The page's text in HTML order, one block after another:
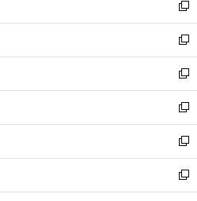
で
開
く
ド
ウ
で
開
く
ィ
ン
ド
ウ
で
開
く
い
ウ
ィ
ン
ド
ウ
で
開
く
新
し
い
ウ
ィ
ン
ド
ウ
で
開
く
新
し
い
ウ
ィ
ン
ド
ウ
で
開
新
し
い
ウ
ィ
ン
ド
ウ
新
し
い
ウ
ィ
ン
新
し
い
ウ
新
し